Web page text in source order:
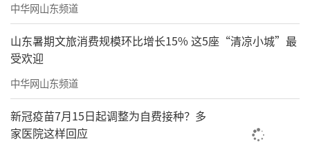
中华网山东频道
山东暑期文旅消费规模环比增长15% 这5座“清凉小城”最
受欢迎
中华网山东频道
新冠疫苗7月15日起调整为自费接种？多
家医院这样回应